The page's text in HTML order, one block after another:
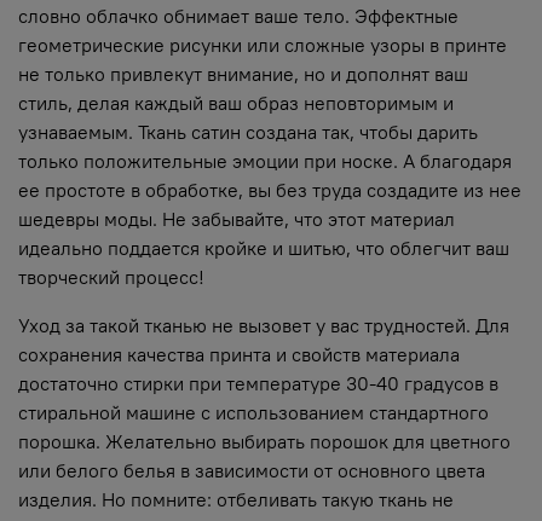
словно облачко обнимает ваше тело. Эффектные
геометрические рисунки или сложные узоры в принте
не только привлекут внимание, но и дополнят ваш
стиль, делая каждый ваш образ неповторимым и
узнаваемым. Ткань сатин создана так, чтобы дарить
только положительные эмоции при носке. А благодаря
ее простоте в обработке, вы без труда создадите из нее
шедевры моды. Не забывайте, что этот материал
идеально поддается кройке и шитью, что облегчит ваш
творческий процесс!
Уход за такой тканью не вызовет у вас трудностей. Для
сохранения качества принта и свойств материала
достаточно стирки при температуре 30-40 градусов в
стиральной машине с использованием стандартного
порошка. Желательно выбирать порошок для цветного
или белого белья в зависимости от основного цвета
изделия. Но помните: отбеливать такую ткань не